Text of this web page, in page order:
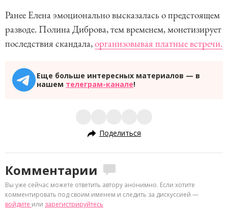
Ранее Елена эмоционально высказалась о предстоящем
разводе. Полина Диброва, тем временем, монетизирует
последствия скандала,организовывая платные встречи.
Еще больше интересных материалов — в
нашем телеграм-канале!
Поделиться
Комментарии
Вы уже сейчас можете ответить автору анонимно. Если хотите
комментировать под своим именем и следить за дискуссией —
войдите или зарегистрируйтесь